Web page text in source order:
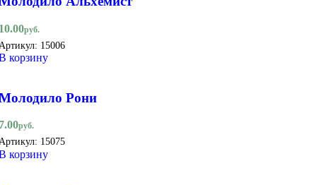
руб.
15006
корзину
Рони
руб.
15075
корзину